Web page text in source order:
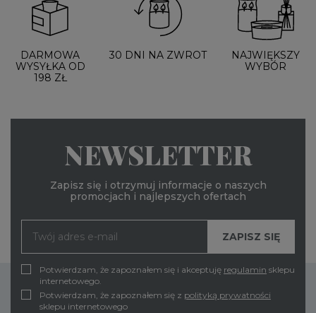
DARMOWA
WYSYŁKA OD
198 ZŁ
30 DNI NA ZWROT
NAJWIĘKSZY
WYBÓR
NEWSLETTER
Zapisz się i otrzymuj informacje o naszych
promocjach i najlepszych ofertach
Potwierdzam, że zapoznałem się i akceptuję regulamin sklepu
internetowego.
Potwierdzam, że zapoznałem się z polityką prywatności
sklepu internetowego